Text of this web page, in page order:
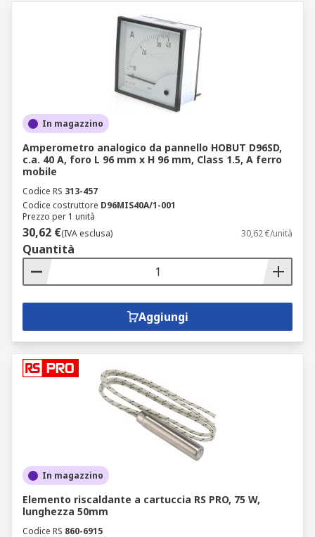
In magazzino
Amperometro analogico da pannello HOBUT D96SD,
c.a. 40 A, foro L 96 mm x H 96 mm, Class 1.5, A ferro
mobile
Codice RS 313-457
Codice costruttore D96MIS40A/1-001
Prezzo per 1 unità
30,62 €(IVA esclusa) 30,62 €/unità
Quantità
Aggiungi
In magazzino
Elemento riscaldante a cartuccia RS PRO, 75 W,
lunghezza 50mm
Codice RS 860-6915